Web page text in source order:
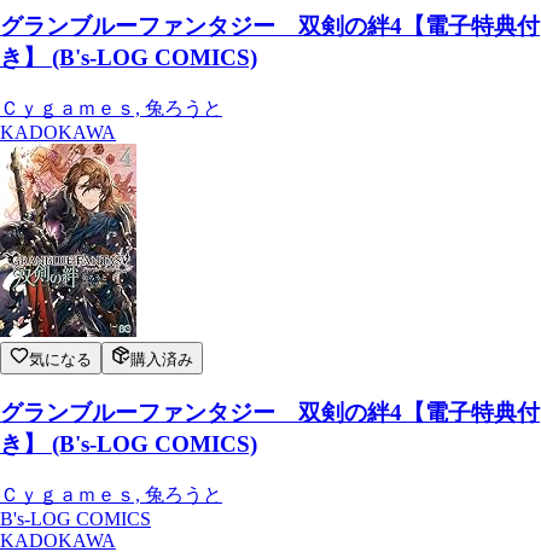
グランブルーファンタジー 双剣の絆4【電子特典付
き】 (B's-LOG COMICS)
Ｃｙｇａｍｅｓ, 兔ろうと
KADOKAWA
気になる 購入済み
グランブルーファンタジー 双剣の絆4【電子特典付
き】 (B's-LOG COMICS)
Ｃｙｇａｍｅｓ, 兔ろうと
B's-LOG COMICS
KADOKAWA